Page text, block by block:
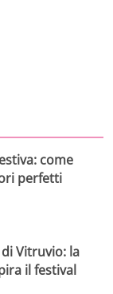
come
perfetti
Vitruvio: la
il festival